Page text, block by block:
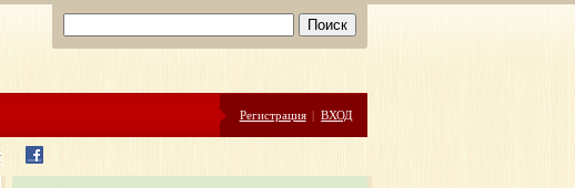
Регистрация | ВХОД